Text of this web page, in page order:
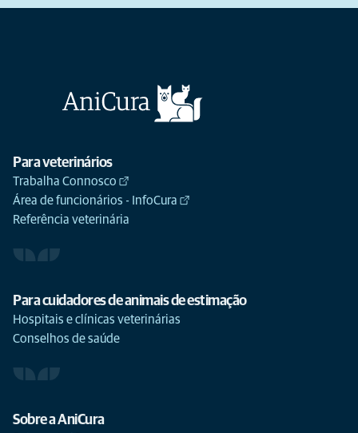
Para veterinários
Trabalha Connosco
Área de funcionários - InfoCura
Referência veterinária
Para cuidadores de animais de estimação
Hospitais e clínicas veterinárias
Conselhos de saúde
Sobre a AniCura